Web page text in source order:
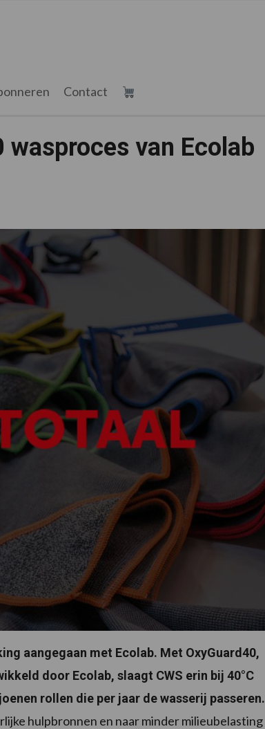
Contact
van Ecolab
aangegaan met Ecolab. Met OxyGuard40,
door Ecolab, slaagt CWS erin bij 40°C
rollen die per jaar de wasserij passeren.
hulpbronnen en naar minder milieubelasting